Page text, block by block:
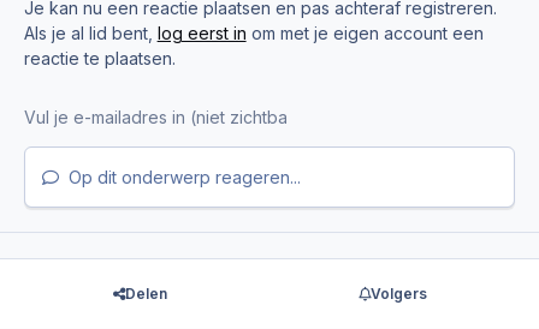
Je kan nu een reactie plaatsen en pas achteraf registreren.
Als je al lid bent, log eerst in om met je eigen account een
reactie te plaatsen.
Op dit onderwerp reageren...
Delen Volgers